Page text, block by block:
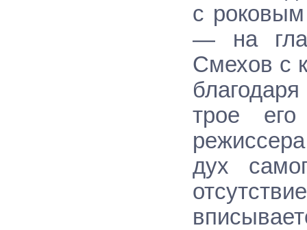
с
— на
Смехов с
трое
дух